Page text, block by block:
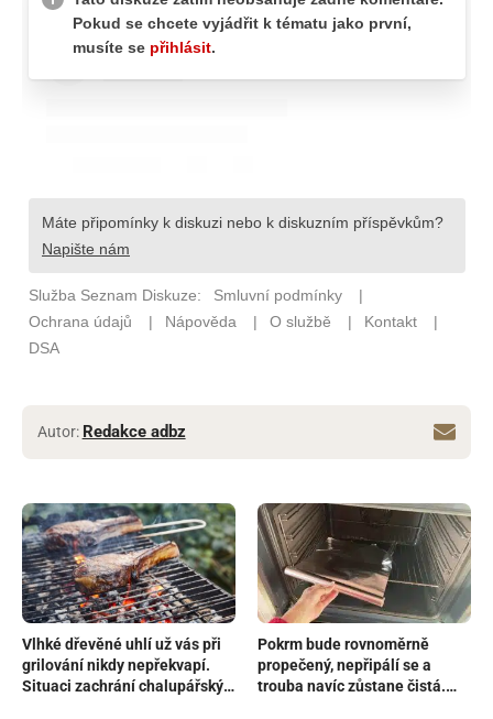
Autor: Redakce adbz
Vlhké dřevěné uhlí už vás při
grilování nikdy nepřekvapí.
Situaci zachrání chalupářský
Pokrm bude rovnoměrně
propečený, nepřipálí se a
trouba navíc zůstane čistá.